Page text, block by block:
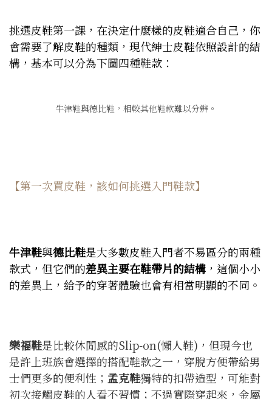
挑選皮鞋第一課，在決定什麼樣的皮鞋適合自己，你
會需要了解皮鞋的種類，現代紳士皮鞋依照設計的結
構，基本可以分為下圖四種鞋款：
牛津鞋與德比鞋，相較其他鞋款難以分辨。
【第一次買皮鞋，該如何挑選入門鞋款】
牛津鞋與德比鞋是大多數皮鞋入門者不易區分的兩種
款式，但它們的差異主要在鞋帶片的結構 ，這個小小
的差異上，給予的穿著體驗也會有相當明顯的不同。
樂福鞋是比較休閒感的Slip-on(懶人鞋)，但現今也
是許上班族會選擇的搭配鞋款之一，穿脫方便帶給男
士們更多的便利性； 孟克鞋獨特的扣帶造型，可能對
初次接觸皮鞋的人看不習慣；不過實際穿起來，金屬